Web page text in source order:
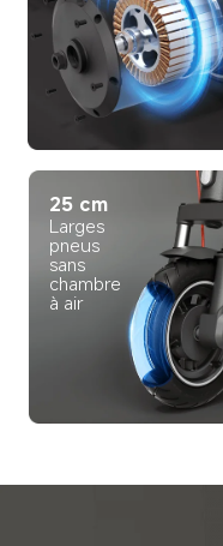
25 cm
Larges
pneus
sans
chambre
à air